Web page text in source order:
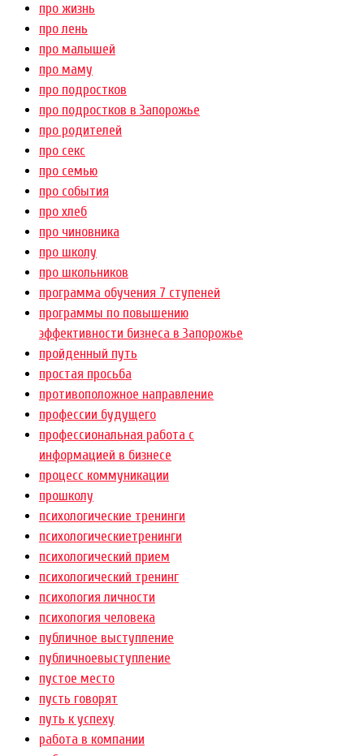
про жизнь
про лень
про малышей
про маму
про подростков
про подростков в Запорожье
про родителей
про секс
про семью
про события
про хлеб
про чиновника
про школу
про школьников
программа обучения 7 ступеней
программы по повышению
эффективности бизнеса в Запорожье
пройденный путь
простая просьба
противоположное направление
профессии будущего
профессиональная работа с
информацией в бизнесе
процесс коммуникации
прошколу
психологические тренинги
психологическиетренинги
психологический прием
психологический тренинг
психология личности
психология человека
публичное выступление
публичноевыступление
пустое место
пусть говорят
путь к успеху
работа в компании